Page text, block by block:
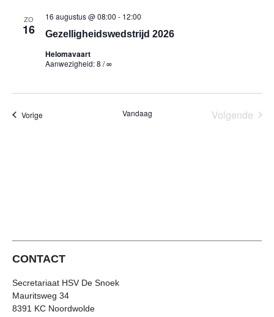
ZO
16 Gezelligheidswedstrijd 2026
16 augustus @ 08:00 - 12:00
Helomavaart
Aanwezigheid: 8 / ∞
VorigeEvenementen Vandaag Volgende
CONTACT
Secretariaat HSV De Snoek
Mauritsweg 34
8391 KC Noordwolde